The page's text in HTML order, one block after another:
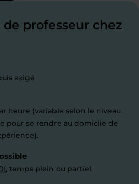
de professeur chez
exigé
heure (variable selon le niveau
pour se rendre au domicile de
, temps plein ou partiel.